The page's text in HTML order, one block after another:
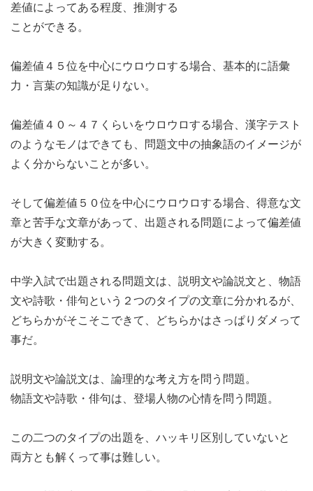
差値によってある程度、推測する
ことができる。
偏差値４５位を中心にウロウロする場合、基本的に語彙
力・言葉の知識が足りない。
偏差値４０～４７くらいをウロウロする場合、漢字テスト
のようなモノはできても、問題文中の抽象語のイメージが
よく分からないことが多い。
そして偏差値５０位を中心にウロウロする場合、得意な文
章と苦手な文章があって、出題される問題によって偏差値
が大きく変動する。
中学入試で出題される問題文は、説明文や論説文と、物語
文や詩歌・俳句という２つのタイプの文章に分かれるが、
どちらかがそこそこできて、どちらかはさっぱりダメって
事だ。
説明文や論説文は、論理的な考え方を問う問題。
物語文や詩歌・俳句は、登場人物の心情を問う問題。
この二つのタイプの出題を、ハッキリ区別していないと
両方とも解くって事は難しい。